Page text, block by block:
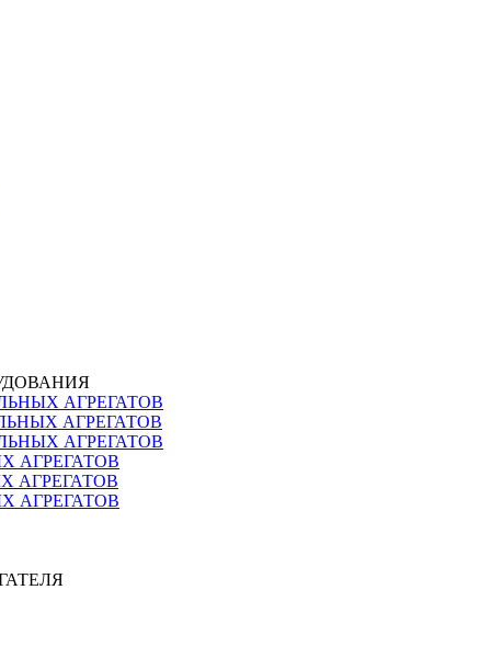
АГРЕГАТОВ
АГРЕГАТОВ
АГРЕГАТОВ
АГРЕГАТОВ
АГРЕГАТОВ
АГРЕГАТОВ